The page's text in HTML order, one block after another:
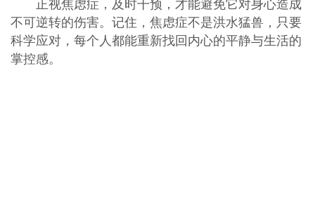
正视焦虑症，及时干预，才能避免它对身心造成
不可逆转的伤害。记住，焦虑症不是洪水猛兽，只要
科学应对，每个人都能重新找回内心的平静与生活的
掌控感。